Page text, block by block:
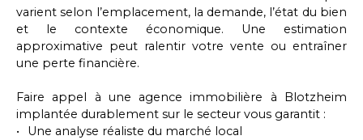
varient selon l’emplacement, la demande, l’état du bien
et le contexte économique. Une estimation
approximative peut ralentir votre vente ou entraîner
une perte financière.
Faire appel à une agence immobilière à Blotzheim
implantée durablement sur le secteur vous garantit :
Une analyse réaliste du marché local